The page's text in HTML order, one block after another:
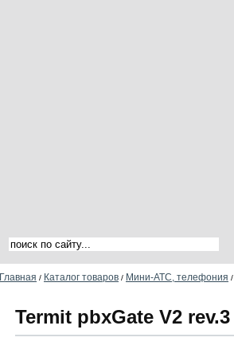
Главная / Каталог товаров / Мини-АТС, телефония /
Termit pbxGate V2 rev.3